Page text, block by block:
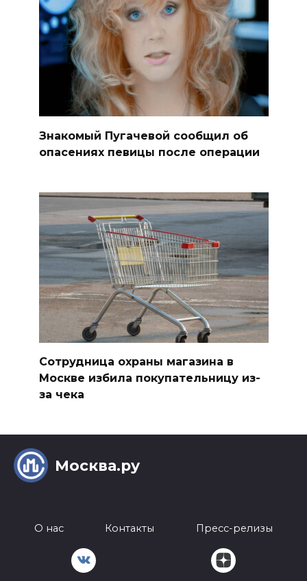
Знакомый Пугачевой сообщил об
опасениях певицы после операции
Сотрудница охраны магазина в
Москве избила покупательницу из-
за чека
Москва.ру
О нас Контакты Пресс-релизы